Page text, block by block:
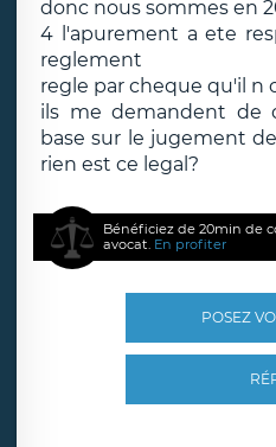
donc nous sommes en
4 l'apurement a ete
reglement
regle par cheque qu'il n
ils me demandent de
base sur le jugement
rien est ce legal?
Bénéficiez de 20min de
avocat. En profiter
POSEZ